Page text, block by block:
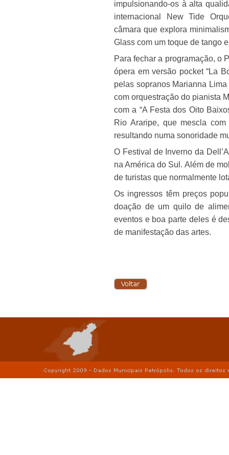
impulsionando-os à alta
internacional New Tide
câmara que explora
Glass com um toque de tango
Para fechar a programação, o
ópera em versão pocket “La
pelas sopranos Marianna
com orquestração do pianista
com a “A Festa dos Oito
Rio Araripe, que mescla
resultando numa sonoridade
O Festival de Inverno da
na América do Sul. Além de
de turistas que normalmente
Os ingressos têm preços
doação de um quilo de
eventos e boa parte deles é
de manifestação das artes.